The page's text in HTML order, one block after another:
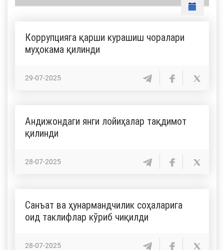
Коррупцияга қарши курашиш чоралари
муҳокама қилинди
29-07-2025
Андижондаги янги лойиҳалар тақдимот
қилинди
28-07-2025
Санъат ва ҳунармандчилик соҳаларига
оид таклифлар кўриб чиқилди
28-07-2025